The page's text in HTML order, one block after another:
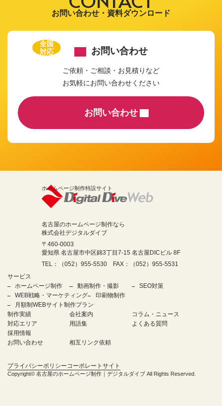
お問い合わせ・資料ダウンロード
全国
対応
お問い合わせ
ご依頼・ご相談・お見積りなど
お気軽にお問い合わせください
お問い合わせ
ホームページ制作特設サイト
名古屋のホームページ制作なら
株式会社デジタルダイブ
〒460-0003
愛知県 名古屋市中区錦3丁目7-15 名古屋DICビル 8F
TEL：（052）955-5530 FAX：（052）955-5531
サービス
ホームページ制作
動画制作・撮影
SEO対策
WEB戦略・マーケティング
印刷物制作
月額制WEBサイト制作プラン
制作実績
会社案内
コラム・ニュース
対応エリア
用語集
よくある質問
採用情報
お問い合わせ
相互リンク依頼
プライバシーポリシーコーポレートサイト
Copyright© 名古屋のホームページ制作｜デジタルダイブ All Rights Reserved.